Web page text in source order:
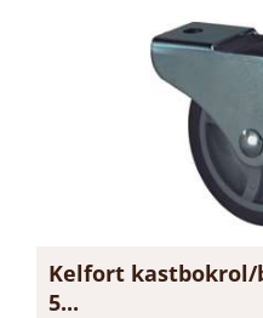
Kelfort
5...